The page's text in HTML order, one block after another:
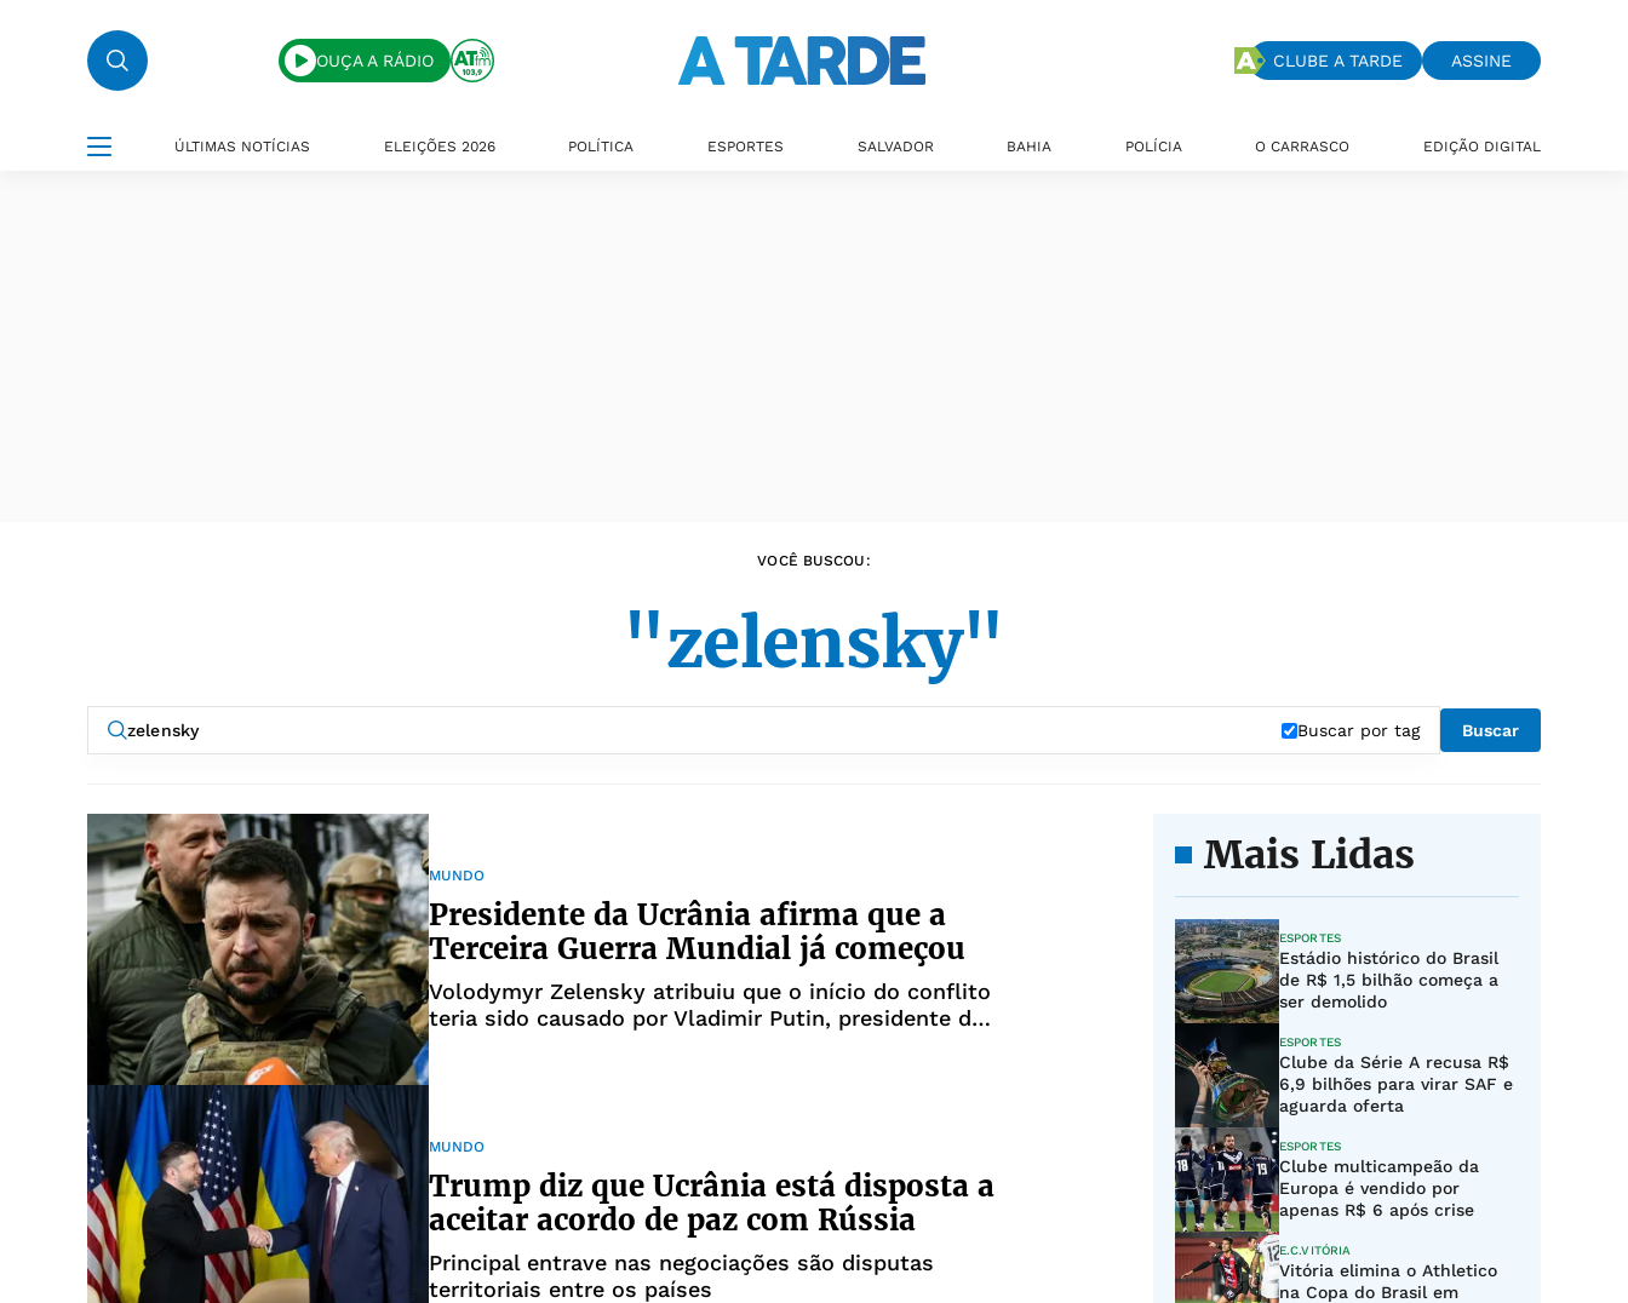
OUÇA A RÁDIO CLUBE A TARDE ASSINE
ÚLTIMAS NOTÍCIAS ELEIÇÕES 2026 POLÍTICA ESPORTES SALVADOR BAHIA POLÍCIA O CARRASCO EDIÇÃO DIGITAL
VOCÊ BUSCOU:
"zelensky"
Buscar por tag Buscar
MUNDO
Presidente da Ucrânia afirma que a
Terceira Guerra Mundial já começou
Volodymyr Zelensky atribuiu que o início do conflito
teria sido causado por Vladimir Putin, presidente da
MUNDO
Trump diz que Ucrânia está disposta a
aceitar acordo de paz com Rússia
Principal entrave nas negociações são disputas
territoriais entre os países
Mais Lidas
ESPORTES
Estádio histórico do Brasil
de R$ 1,5 bilhão começa a
ser demolido
ESPORTES
Clube da Série A recusa R$
6,9 bilhões para virar SAF e
aguarda oferta
ESPORTES
Clube multicampeão da
Europa é vendido por
apenas R$ 6 após crise
E.C.VITÓRIA
Vitória elimina o Athletico
na Copa do Brasil em